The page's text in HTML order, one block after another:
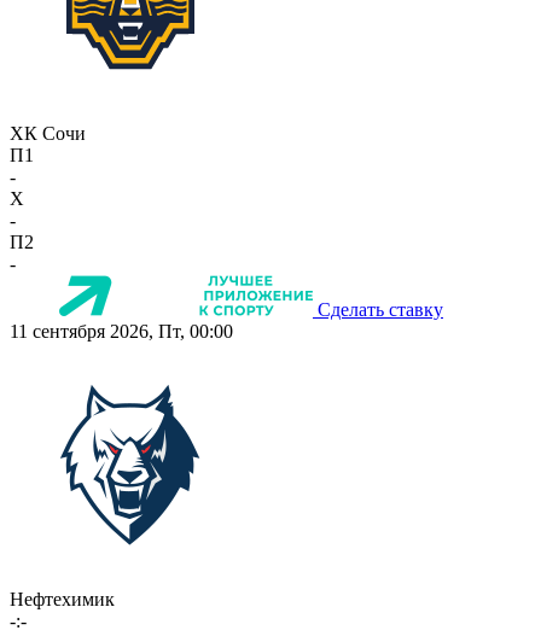
ХК Сочи
П1
-
X
-
П2
-
Сделать ставку
11 сентября 2026, Пт, 00:00
Нефтехимик
-:-